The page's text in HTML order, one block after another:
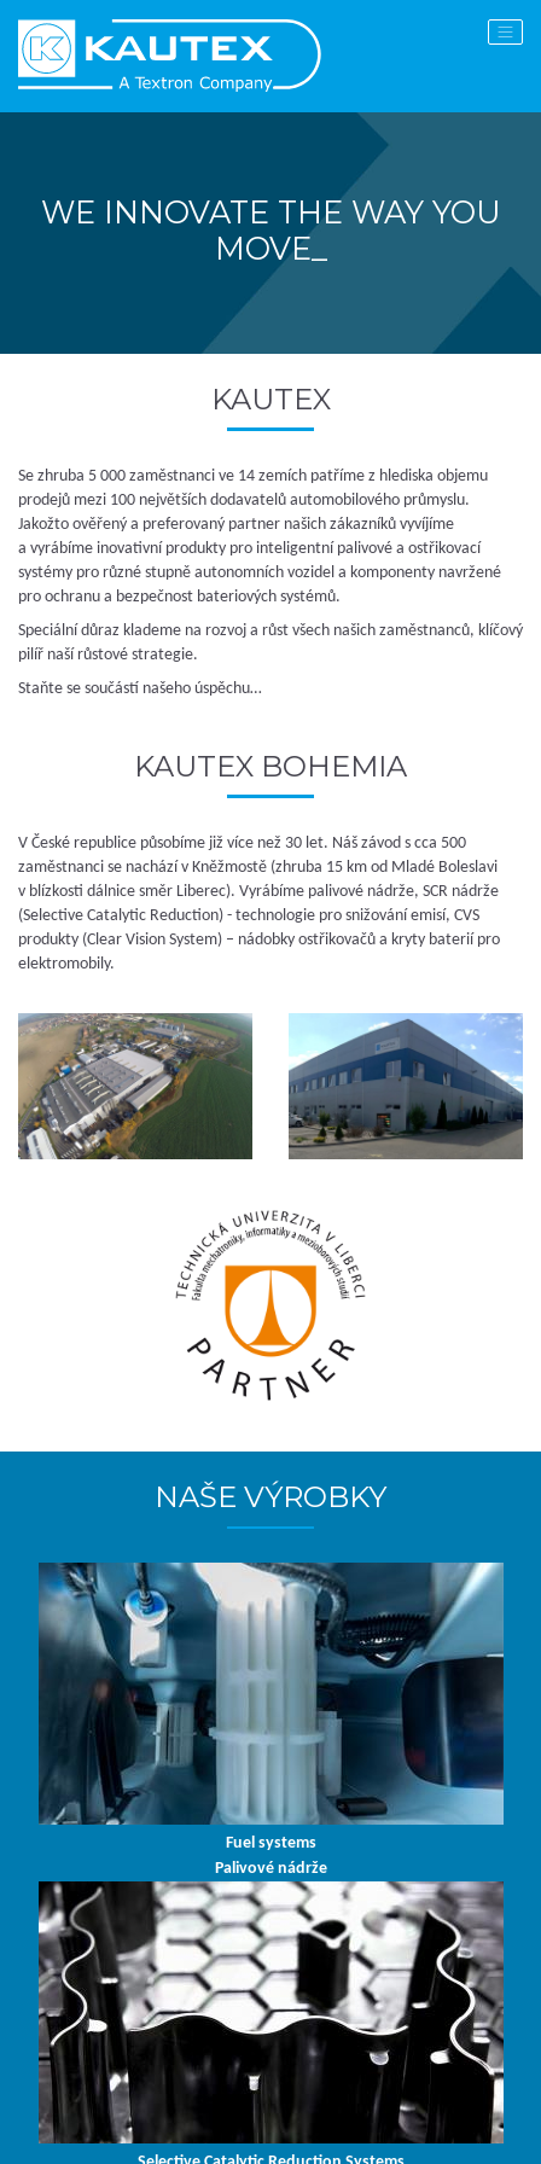
WE INNOVATE THE WAY YOU
MOVE_
KAUTEX
Se zhruba 5 000 zaměstnanci ve 14 zemích patříme z hlediska objemu
prodejů mezi 100 největších dodavatelů automobilového průmyslu.
Jakožto ověřený a preferovaný partner našich zákazníků vyvíjíme
a vyrábíme inovativní produkty pro inteligentní palivové a ostřikovací
systémy pro různé stupně autonomních vozidel a komponenty navržené
pro ochranu a bezpečnost bateriových systémů.
Speciální důraz klademe na rozvoj a růst všech našich zaměstnanců, klíčový
pilíř naší růstové strategie.
Staňte se součástí našeho úspěchu…
KAUTEX BOHEMIA
V České republice působíme již více než 30 let. Náš závod s cca 500
zaměstnanci se nachází v Kněžmostě (zhruba 15 km od Mladé Boleslavi
v blízkosti dálnice směr Liberec). Vyrábíme palivové nádrže, SCR nádrže
(Selective Catalytic Reduction) - technologie pro snižování emisí, CVS
produkty (Clear Vision System) – nádobky ostřikovačů a kryty baterií pro
elektromobily.
NAŠE VÝROBKY
Fuel systems
Palivové nádrže